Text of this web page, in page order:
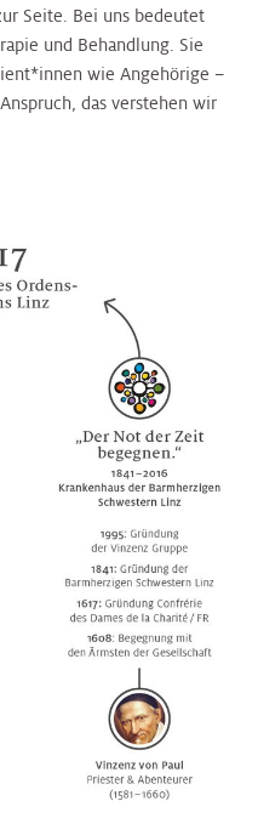
Seite. Bei uns bedeutet
und Behandlung. Sie
wie Angehörige –
das verstehen wir